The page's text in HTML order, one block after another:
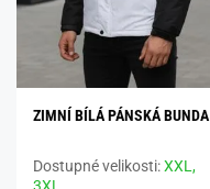
ZIMNÍ BÍLÁ PÁNSKÁ BUNDA
Dostupné velikosti:XXL,